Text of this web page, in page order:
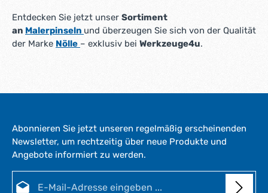
Entdecken Sie jetzt unser Sortiment
an Malerpinseln und überzeugen Sie sich von der Qualität
der Marke Nölle – exklusiv bei Werkzeuge4u.
Abonnieren Sie jetzt unseren regelmäßig erscheinenden
Newsletter, um rechtzeitig über neue Produkte und
Angebote informiert zu werden.